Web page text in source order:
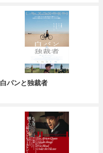
白パンと独裁者